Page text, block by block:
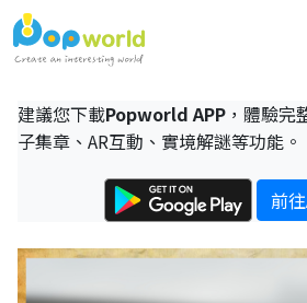
建議您下載Popworld APP ，體驗完
子集章、AR互動、實境解謎等功能。
前